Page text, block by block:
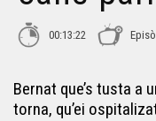
00:13:22
Bernat que’s tusta a
torna, qu’ei